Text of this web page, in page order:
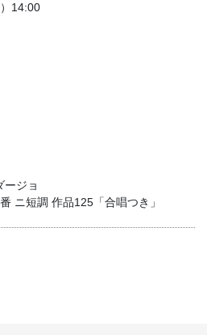
14:00
ージョ
ニ短調 作品125「合唱つき」